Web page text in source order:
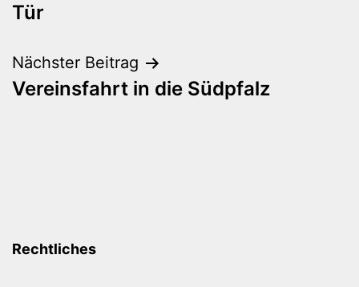
Tür
Nächster Beitrag
Vereinsfahrt in die Südpfalz
Rechtliches